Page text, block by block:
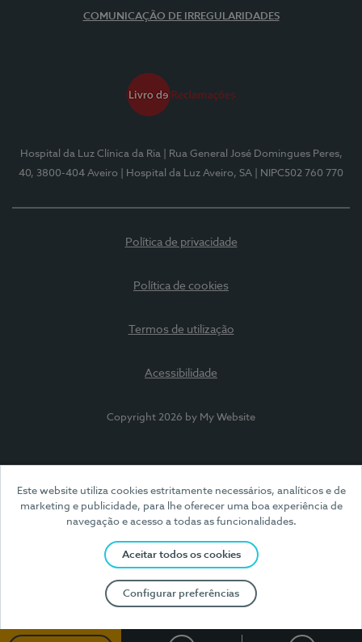
Este website utiliza cookies estritamente necessários, analíticos e de
marketing e publicidade, para lhe oferecer uma boa experiência de
navegação e acesso a todas as funcionalidades.
Aceitar todos os cookies
Configurar preferências
COMUNICAÇÃO DE IRREGULARIDADES
Hospital da Luz Clínica da Ria
| Rua General José Domingues Peres,
40, 3800-404 Aveiro
| Hospital da Luz Aveiro, SA | NIPC502 760 770
Política de privacidade
Política de cookies
Termos de utilização
Acessibilidade
Copyright 2026 by My Website